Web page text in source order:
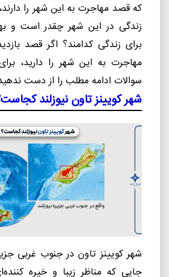
که قصد مهاجرت به این شهر را
زندگی در این شهر چقدر است و
برای زندگی کدامند؟ اگر قصد
مهاجرت به این شهر را دارید،
سوالات ادامه مطلب را از دست
شهر کویینز تاون نیوزلند
شهر کویینز تاون در جنوب غربی
جایی که مناظر زیبا و خیره